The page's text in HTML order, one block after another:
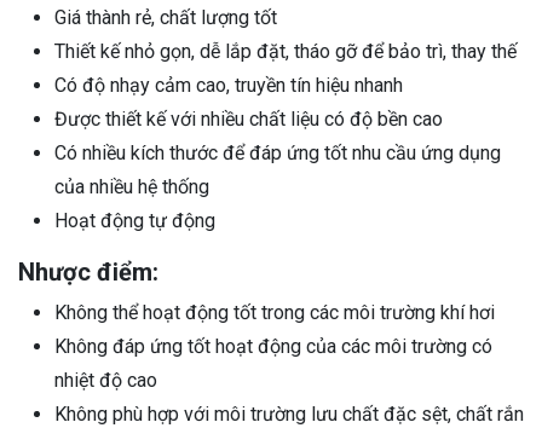
Giá thành rẻ, chất lượng tốt
Thiết kế nhỏ gọn, dễ lắp đặt, tháo gỡ để bảo trì, thay thế
Có độ nhạy cảm cao, truyền tín hiệu nhanh
Được thiết kế với nhiều chất liệu có độ bền cao
Có nhiều kích thước để đáp ứng tốt nhu cầu ứng dụng
của nhiều hệ thống
Hoạt động tự động
Nhược điểm:
Không thể hoạt động tốt trong các môi trường khí hơi
Không đáp ứng tốt hoạt động của các môi trường có
nhiệt độ cao
Không phù hợp với môi trường lưu chất đặc sệt, chất rắn